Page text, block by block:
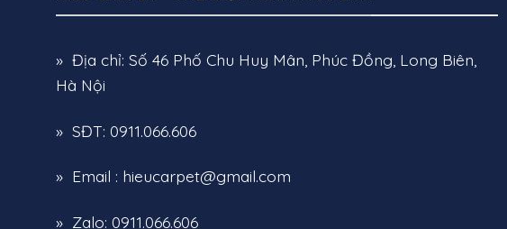
» Địa chỉ: Số 46 Phố Chu Huy Mân, Phúc Đồng, Long Biên,
Hà Nội
» SĐT: 0911.066.606
» Email : hieucarpet@gmail.com
» Zalo: 0911.066.606